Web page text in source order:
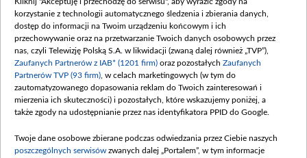
Procedura zgłoszeń wewnętrznych
korzystanie z technologii automatycznego śledzenia i zbierania danych,
dostęp do informacji na Twoim urządzeniu końcowym i ich
przechowywanie oraz na przetwarzanie Twoich danych osobowych przez
nas, czyli Telewizję Polską S.A. w likwidacji (zwaną dalej również „TVP”),
Zaufanych Partnerów z IAB* (1201 firm) oraz pozostałych Zaufanych
Partnerów TVP (93 firm) , w celach marketingowych (w tym do
zautomatyzowanego dopasowania reklam do Twoich zainteresowań i
mierzenia ich skuteczności) i pozostałych, które wskazujemy poniżej, a
także zgody na udostępnianie przez nas identyfikatora PPID do Google.
Twoje dane osobowe zbierane podczas odwiedzania przez Ciebie naszych
poszczególnych serwisów zwanych dalej „Portalem”, w tym informacje